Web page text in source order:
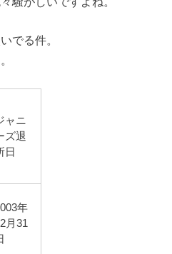
でる件。
ャニ
ズ退
日
年
月31